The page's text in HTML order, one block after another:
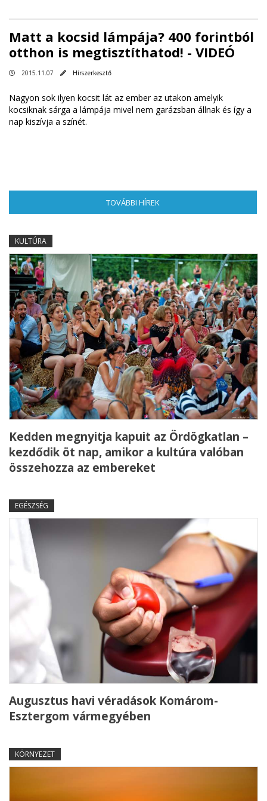
Matt a kocsid lámpája? 400 forintból
otthon is megtisztíthatod! - VIDEÓ
2015.11.07 Hírszerkesztő
Nagyon sok ilyen kocsit lát az ember az utakon amelyik
kocsiknak sárga a lámpája mivel nem garázsban állnak és így a
nap kiszívja a színét.
TOVÁBBI HÍREK
KULTÚRA
Kedden megnyitja kapuit az Ördögkatlan –
kezdődik öt nap, amikor a kultúra valóban
összehozza az embereket
EGÉSZSÉG
Augusztus havi véradások Komárom-
Esztergom vármegyében
KÖRNYEZET